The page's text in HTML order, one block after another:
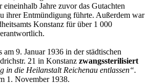
Jahre zuvor das Gutachten
ihrer Entmündigung führte. Außerdem war
Konstanz für über 1 000
am 9. Januar 1936 in der städtischen
21 in Konstanz zwangssterilisiert
in die Heilanstalt Reichenau entlassen“.
1. November 1938.